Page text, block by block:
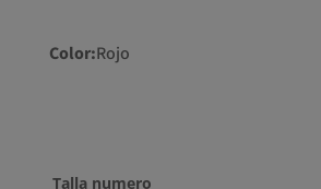
Color:Rojo
Talla numero